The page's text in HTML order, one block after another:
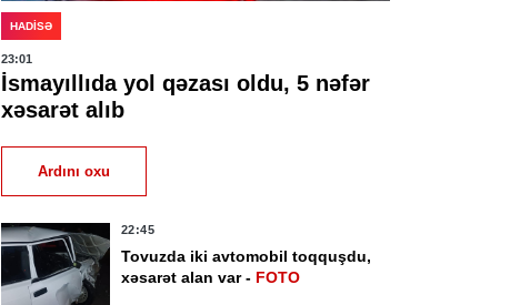
HADISƏ
23:01
İsmayıllıda yol qəzası oldu, 5 nəfər
xəsarət alıb
Ardını oxu
22:45
Tovuzda iki avtomobil toqquşdu,
xəsarət alan var - FOTO